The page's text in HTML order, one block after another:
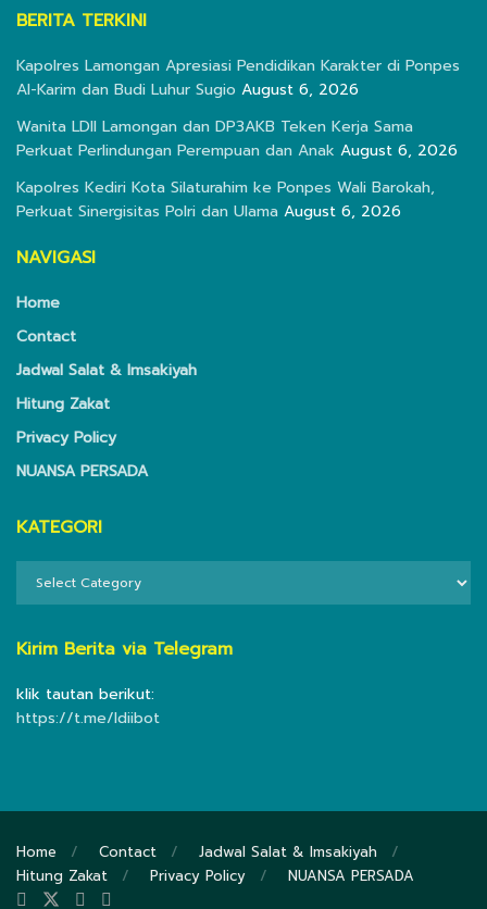
BERITA TERKINI
Kapolres Lamongan Apresiasi Pendidikan Karakter di Ponpes
Al-Karim dan Budi Luhur Sugio August 6, 2026
Wanita LDII Lamongan dan DP3AKB Teken Kerja Sama
Perkuat Perlindungan Perempuan dan Anak August 6, 2026
Kapolres Kediri Kota Silaturahim ke Ponpes Wali Barokah,
Perkuat Sinergisitas Polri dan Ulama August 6, 2026
NAVIGASI
Home
Contact
Jadwal Salat & Imsakiyah
Hitung Zakat
Privacy Policy
NUANSA PERSADA
KATEGORI
KATEGORI
Kirim Berita via Telegram
klik tautan berikut:
https://t.me/ldiibot
Home Contact
Jadwal Salat & Imsakiyah
Hitung Zakat
Privacy Policy NUANSA PERSADA